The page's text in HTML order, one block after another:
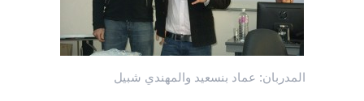
المدربان: عماد بنسعيد والمهندي شبيل